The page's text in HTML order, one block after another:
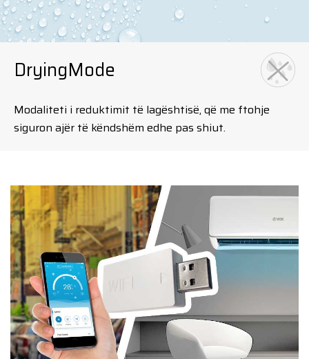
DryingMode
Modaliteti i reduktimit të lagështisë, që me ftohje
siguron ajër të këndshëm edhe pas shiut.